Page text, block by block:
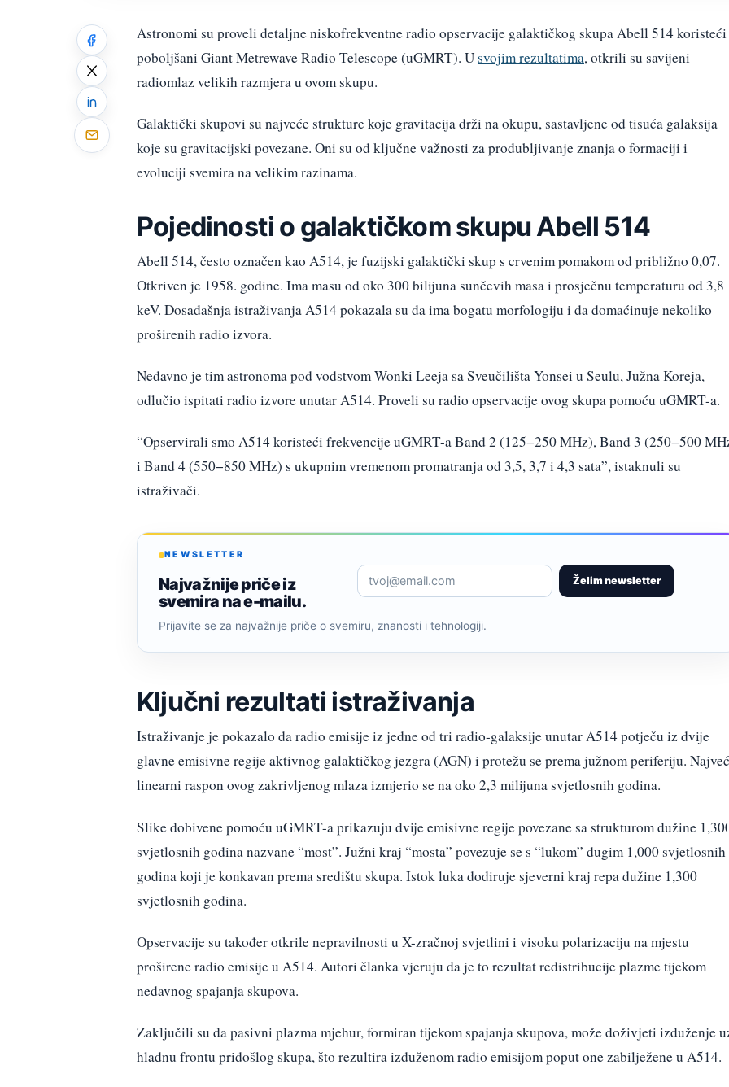
Astronomi su proveli detaljne niskofrekventne radio opservacije galaktičkog skupa Abell 514 koristeći
poboljšani Giant Metrewave Radio Telescope (uGMRT). Usvojim rezultatima, otkrili su savijeni
radiomlaz velikih razmjera u ovom skupu.
Galaktički skupovi su najveće strukture koje gravitacija drži na okupu, sastavljene od tisuća galaksija
koje su gravitacijski povezane. Oni su od ključne važnosti za produbljivanje znanja o formaciji i
evoluciji svemira na velikim razinama.
Pojedinosti o galaktičkom skupu Abell 514
Abell 514, često označen kao A514, je fuzijski galaktički skup s crvenim pomakom od približno 0,07.
Otkriven je 1958. godine. Ima masu od oko 300 bilijuna sunčevih masa i prosječnu temperaturu od 3,8
keV. Dosadašnja istraživanja A514 pokazala su da ima bogatu morfologiju i da domaćinuje nekoliko
proširenih radio izvora.
Nedavno je tim astronoma pod vodstvom Wonki Leeja sa Sveučilišta Yonsei u Seulu, Južna Koreja,
odlučio ispitati radio izvore unutar A514. Proveli su radio opservacije ovog skupa pomoću uGMRT-a.
“Opservirali smo A514 koristeći frekvencije uGMRT-a Band 2 (125−250 MHz), Band 3 (250−500
i Band 4 (550−850 MHz) s ukupnim vremenom promatranja od 3,5, 3,7 i 4,3 sata”, istaknuli su
istraživači.
NEWSLETTER
Najvažnije priče iz
svemira na e-mailu.
Želim newsletter
Prijavite se za najvažnije priče o svemiru, znanosti i tehnologiji.
Ključni rezultati istraživanja
Istraživanje je pokazalo da radio emisije iz jedne od tri radio-galaksije unutar A514 potječu iz dvije
glavne emisivne regije aktivnog galaktičkog jezgra (AGN) i protežu se prema južnom periferiju.
linearni raspon ovog zakrivljenog mlaza izmjerio se na oko 2,3 milijuna svjetlosnih godina.
Slike dobivene pomoću uGMRT-a prikazuju dvije emisivne regije povezane sa strukturom dužine
svjetlosnih godina nazvane “most”. Južni kraj “mosta” povezuje se s “lukom” dugim 1,000 svjetlosnih
godina koji je konkavan prema središtu skupa. Istok luka dodiruje sjeverni kraj repa dužine 1,300
svjetlosnih godina.
Opservacije su također otkrile nepravilnosti u X-zračnoj svjetlini i visoku polarizaciju na mjestu
proširene radio emisije u A514. Autori članka vjeruju da je to rezultat redistribucije plazme tijekom
nedavnog spajanja skupova.
Zaključili su da pasivni plazma mjehur, formiran tijekom spajanja skupova, može doživjeti izduženje
hladnu frontu pridošlog skupa, što rezultira izduženom radio emisijom poput one zabilježene u A514.